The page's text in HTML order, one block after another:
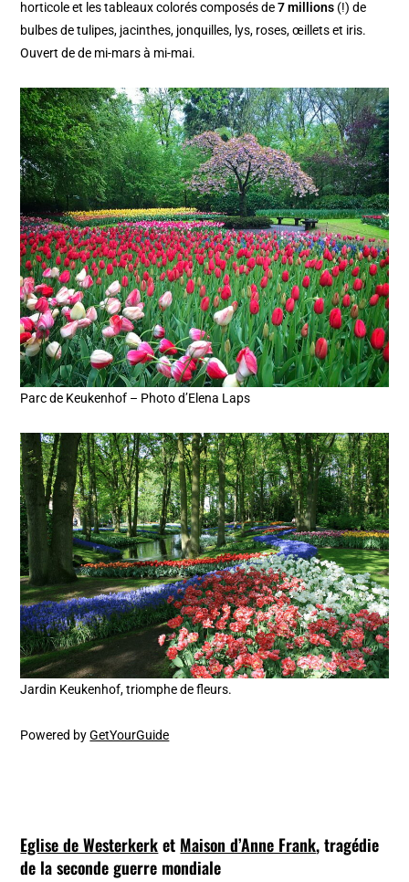
horticole et les tableaux colorés composés de7 millions (!) de
bulbes de tulipes, jacinthes, jonquilles, lys, roses, œillets et iris.
Ouvert de de mi-mars à mi-mai.
Parc de Keukenhof – Photo d’Elena Laps
Jardin Keukenhof, triomphe de fleurs.
Powered byGetYourGuide
Eglise de Westerkerket Maison d’Anne Frank, tragédie
de la seconde guerre mondiale